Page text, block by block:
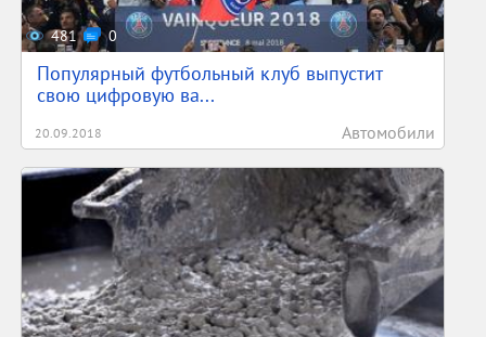
481 0
Популярный футбольный клуб выпустит
свою цифровую ва...
20.09.2018 Автомобили